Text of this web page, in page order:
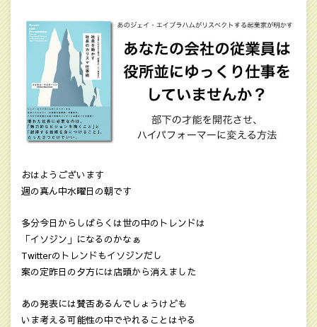
おはようございます
週の真ん中水曜日の朝です
多分今日からしばらくは世の中のトレンドは
「イソジン」になるのかなぁ
Twitterのトレンドもイソジンだし
案の定昨日の夕方には店頭から消えました
あの発表には賛否あるんでしょうけども
いま考える可能性の中でやれることはやる